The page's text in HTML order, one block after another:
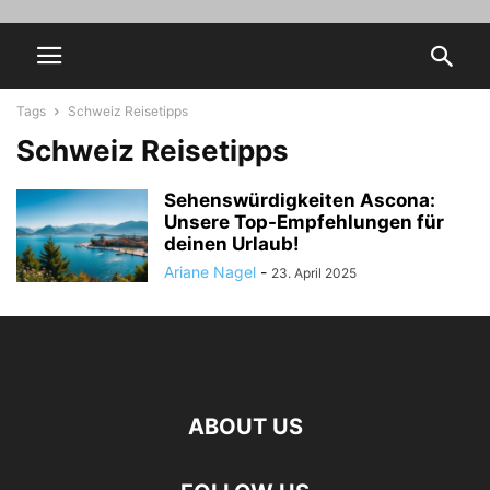
Tags Schweiz Reisetipps
Schweiz Reisetipps
Sehenswürdigkeiten Ascona:
Unsere Top-Empfehlungen für
deinen Urlaub!
Ariane Nagel - 23. April 2025
ABOUT US